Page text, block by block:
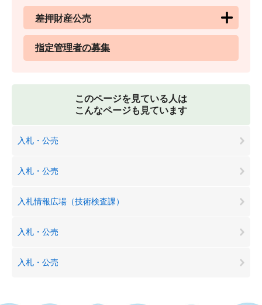
差押財産公売
指定管理者の募集
このページを見ている人は
こんなページも見ています
入札・公売
入札・公売
入札情報広場（技術検査課）
入札・公売
入札・公売